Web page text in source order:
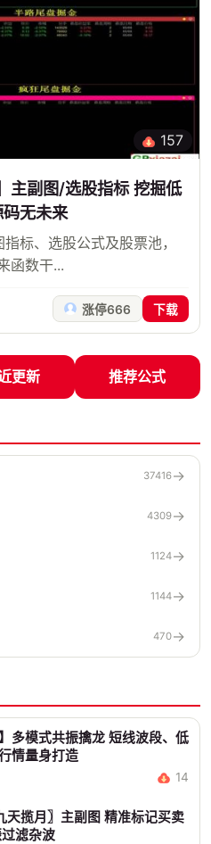
157
主副图/选股指标 挖掘低
无未来
标、选股公式及股票池，
函数干...
涨停666 下载
更新 推荐公式
37416→
4309→
1124→
1144→
470→
多模式共振擒龙 短线波段、低
情量身打造
14
天揽月〗主副图 精准标记买卖
滤杂波